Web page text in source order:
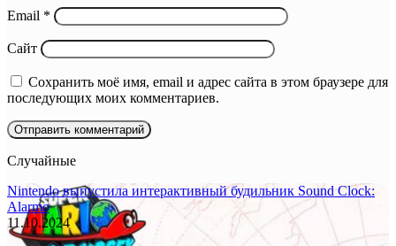
Email *
Сайт
Сохранить моё имя, email и адрес сайта в этом браузере для
последующих моих комментариев.
Случайные
Nintendo выпустила интерактивный будильник Sound Clock:
Alarmo
11.10.2024